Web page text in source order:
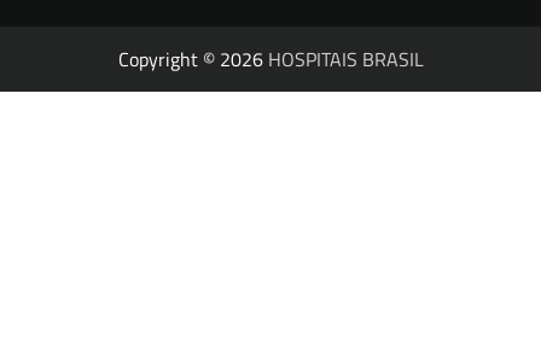
Copyright © 2026 HOSPITAIS BRASIL